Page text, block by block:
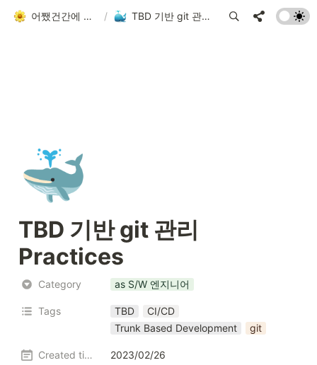
어쨌건간에 흘러가는 者 / TBD 기반 git 관리 Practices
🐳
TBD 기반 git 관리
Practices
Category as S/W 엔지니어
Tags TBD
CI/CD
Trunk Based Development
git
Created time 2023/02/26